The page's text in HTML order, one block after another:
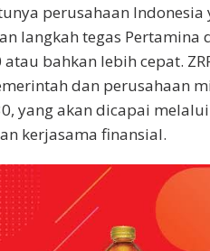
perusahaan Indonesia
langkah tegas Pertamina
bahkan lebih cepat.
dan perusahaan
yang akan dicapai
kerjasama finansial.